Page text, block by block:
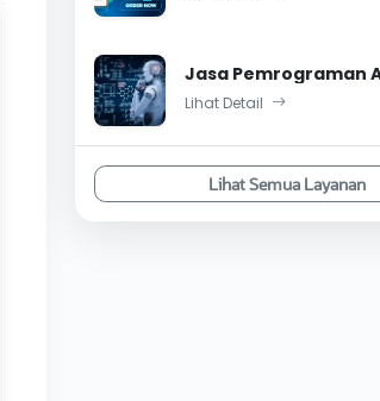
Lihat Detail
Lihat Semua Layanan